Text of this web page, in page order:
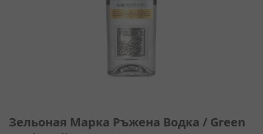
към
началото
Зельоная Марка Ръжена Водка / Green